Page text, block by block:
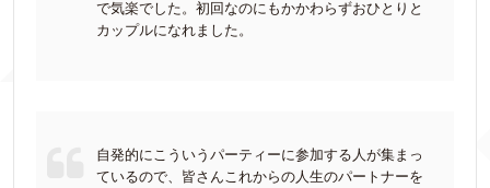
で気楽でした。初回なのにもかかわらずおひとりと
カップルになれました。
自発的にこういうパーティーに参加する人が集まっ
ているので、皆さんこれからの人生のパートナーを